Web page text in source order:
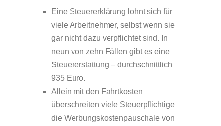
Eine Steuererklärung lohnt sich für
viele Arbeitnehmer, selbst wenn sie
gar nicht dazu verpflichtet sind. In
neun von zehn Fällen gibt es eine
Steuererstattung – durchschnittlich
935 Euro.
Allein mit den Fahrtkosten
überschreiten viele Steuerpflichtige
die Werbungskostenpauschale von